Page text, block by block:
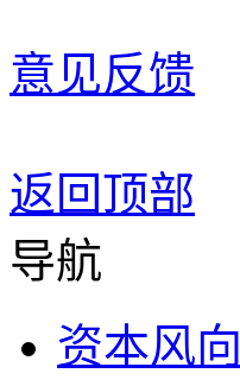
意见反馈
返回顶部
导航
资本风向